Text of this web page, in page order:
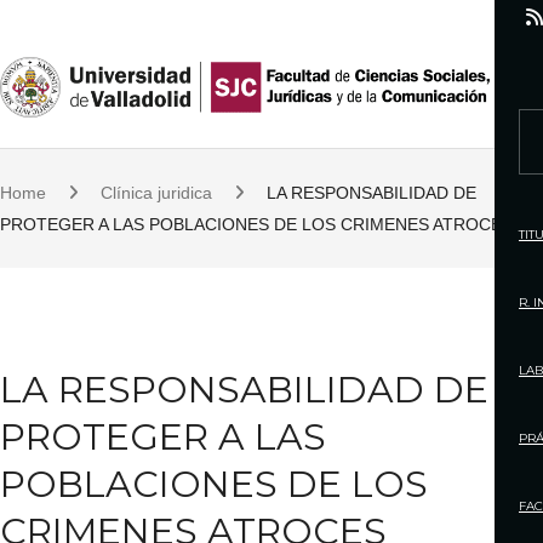
i
t
o
c
t
Home Clínica juridica
LA RESPONSABILIDAD DE
PROTEGER A LAS POBLACIONES DE LOS CRIMENES ATROCES
LA RESPONSABILIDAD DE
PROTEGER A LAS
POBLACIONES DE LOS
CRIMENES ATROCES
r
h
o
:
R.